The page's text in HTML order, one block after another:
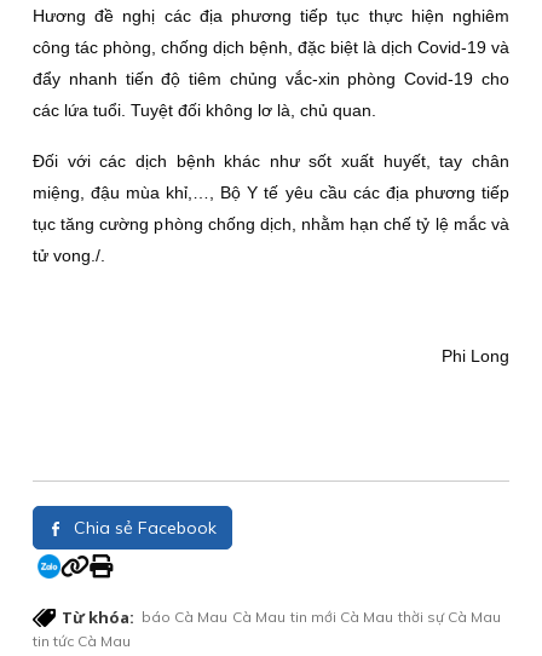
Hương đề nghị các địa phương tiếp tục thực hiện nghiêm
công tác phòng, chống dịch bệnh, đặc biệt là dịch Covid-19 và
đẩy nhanh tiến độ tiêm chủng vắc-xin phòng Covid-19 cho
các lứa tuổi. Tuyệt đối không lơ là, chủ quan.
Đối với các dịch bệnh khác như sốt xuất huyết, tay chân
miệng, đậu mùa khỉ,…, Bộ Y tế yêu cầu các địa phương tiếp
tục tăng cường phòng chống dịch, nhằm hạn chế tỷ lệ mắc và
tử vong./.
Phi Long
Chia sẻ Facebook
Từ khóa: báo Cà Mau Cà Mau tin mới Cà Mau thời sự Cà Mau
tin tức Cà Mau